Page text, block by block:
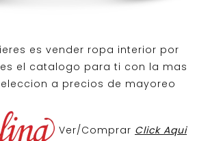
es vender ropa interior por
el catalogo para ti con la mas
a precios de mayoreo
Ver/Comprar Click Aqui